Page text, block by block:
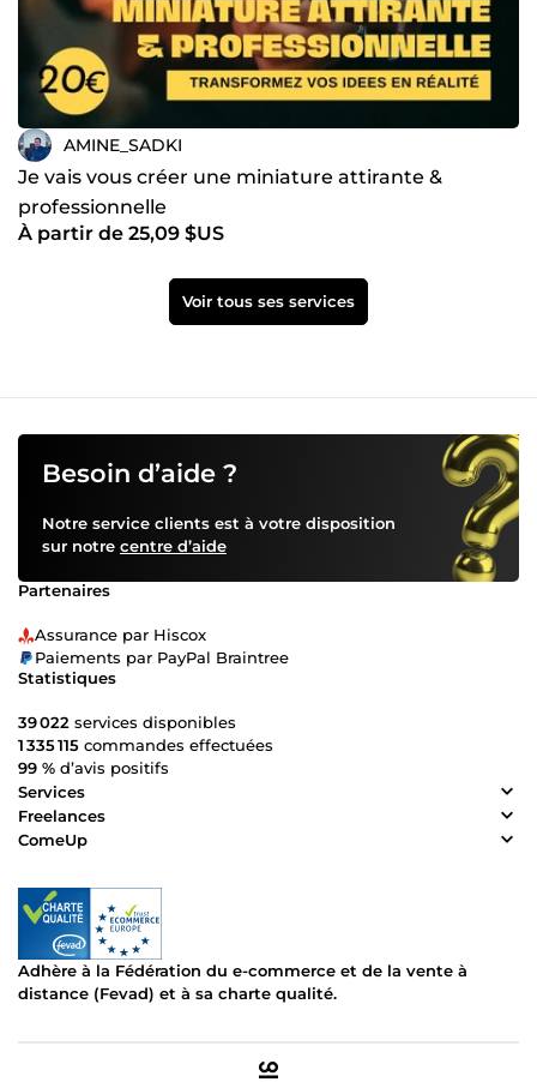
AMINE_SADKI
Je vais vous créer une miniature attirante &
professionnelle
À partir de 25,09 $US
Voir tous ses services
Besoin d’aide ?
Notre service clients est à votre disposition
sur notre centre d’aide
Partenaires
Assurance par Hiscox
Paiements par PayPal Braintree
Statistiques
39 022 services disponibles
1 335 115 commandes effectuées
99 % d’avis positifs
Services
Freelances
ComeUp
Adhère à la Fédération du e-commerce et de la vente à
distance (Fevad) et à sa charte qualité.